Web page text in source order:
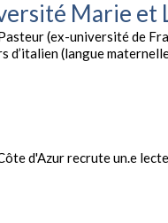
Marie et
(ex-université de
(langue
d'Azur recrute un.e